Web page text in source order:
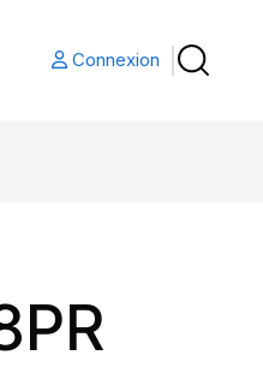
Connexion